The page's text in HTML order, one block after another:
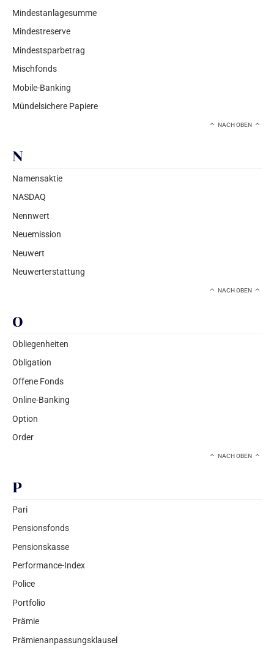
Mindestanlagesumme
Mindestreserve
Mindestsparbetrag
Mischfonds
Mobile-Banking
Mündelsichere Papiere
NACH OBEN
N
Namensaktie
NASDAQ
Nennwert
Neuemission
Neuwert
Neuwerterstattung
NACH OBEN
O
Obliegenheiten
Obligation
Offene Fonds
Online-Banking
Option
Order
NACH OBEN
P
Pari
Pensionsfonds
Pensionskasse
Performance-Index
Police
Portfolio
Prämie
Prämienanpassungsklausel